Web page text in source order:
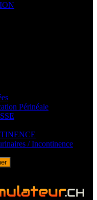
Périnéale
/ Incontinence